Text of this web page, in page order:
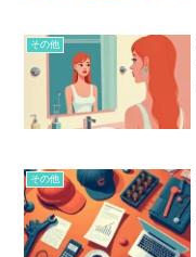
その他
その他